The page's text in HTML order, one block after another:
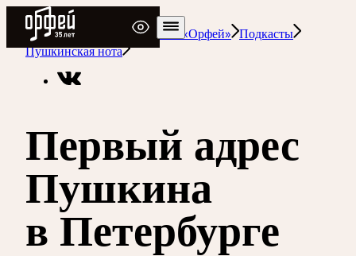
Радио Орфей
Радио классической музыки «Орфей» Подкасты
Пушкинская нота
Первый адрес
Пушкина
в Петербурге